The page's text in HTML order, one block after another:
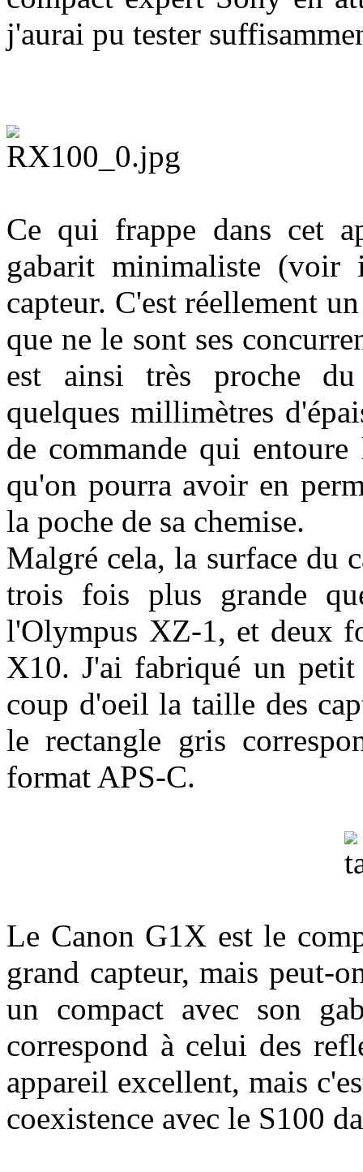
j'aurai pu tester
Ce qui frappe dans cet
gabarit minimaliste (voir
capteur. C'est réellement
que ne le sont ses
est ainsi très proche du
quelques millimètres
de commande qui
qu'on pourra avoir en
la poche de sa chemise.
Malgré cela, la surface du
trois fois plus grande
l'Olympus XZ-1, et deux
X10. J'ai fabriqué un
coup d'oeil la taille des
le rectangle gris
format APS-C.
Le Canon G1X est le
grand capteur, mais peut-
un compact avec son
correspond à celui des
appareil excellent, mais
coexistence avec le S100